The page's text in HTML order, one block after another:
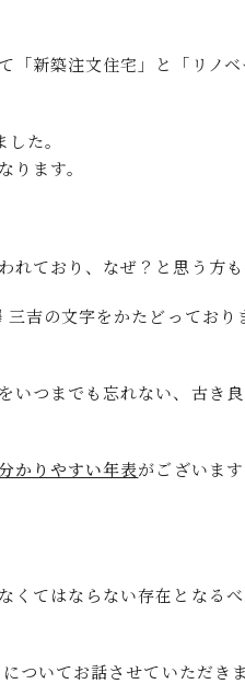
「新築注文住宅」と「リノ
た。
ます。
ており、なぜ？と思う方も
吉の文字をかたどっており
いつまでも忘れない、古き
かりやすい年表がございま
くてはならない存在となるべ
ついてお話させていただきま